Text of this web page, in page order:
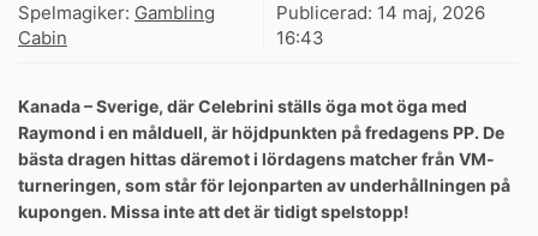
Spelmagiker: Gambling
Cabin
Publicerad: 14 maj, 2026
16:43
Kanada – Sverige, där Celebrini ställs öga mot öga med
Raymond i en målduell, är höjdpunkten på fredagens PP. De
bästa dragen hittas däremot i lördagens matcher från VM-
turneringen, som står för lejonparten av underhållningen på
kupongen. Missa inte att det är tidigt spelstopp!